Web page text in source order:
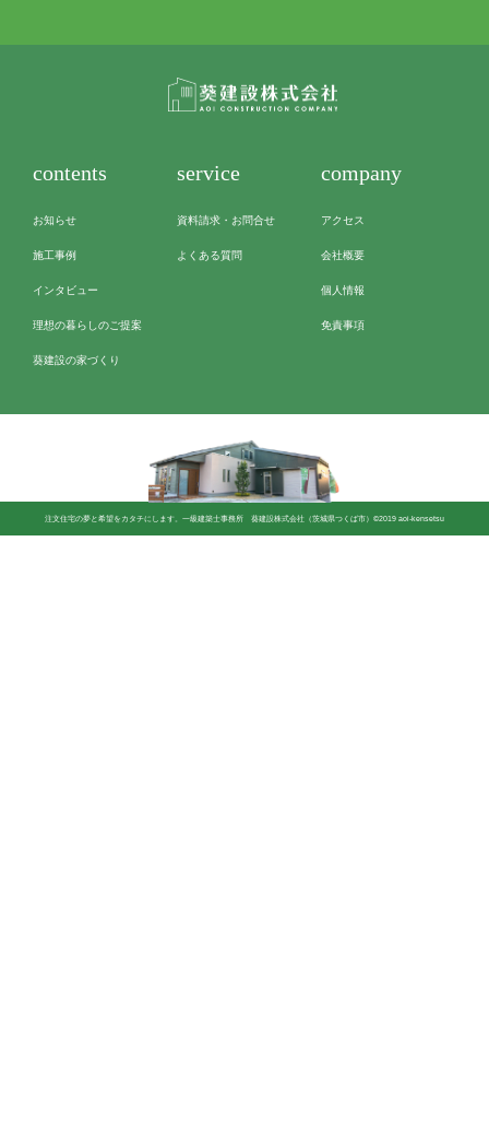
こちらとしてここはちょっとと思うことはお伝えする
ありがとうございました。
contents
お知らせ
施工事例
インタビュー
理想の暮らしのご提案
葵建設の家づくり
service
資料請求・お問合せ
よくある質問
company
アクセス
会社概要
個人情報
免責事項
注文住宅の夢と希望をカタチにします。一級建築士事務所 葵建設株式会社（茨城県つくば市）©2019 aoi-kensetsu